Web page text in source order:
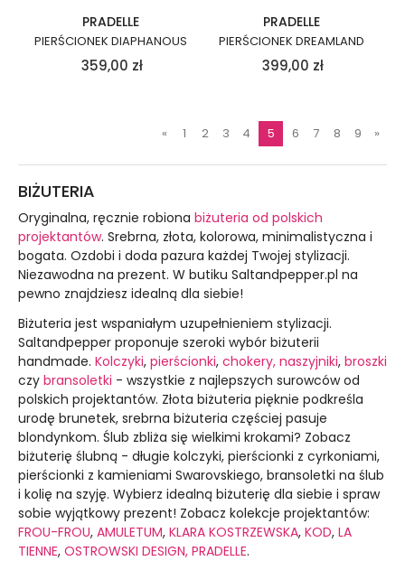
PRADELLE
PIERŚCIONEK DIAPHANOUS
359,00 zł
PRADELLE
PIERŚCIONEK DREAMLAND
399,00 zł
« 1 2 3 4 5 6 7 8 9 »
BIŻUTERIA
Oryginalna, ręcznie robiona biżuteria od polskich
projektantów. Srebrna, złota, kolorowa, minimalistyczna i
bogata. Ozdobi i doda pazura każdej Twojej stylizacji.
Niezawodna na prezent. W butiku Saltandpepper.pl na
pewno znajdziesz idealną dla siebie!
Biżuteria jest wspaniałym uzupełnieniem stylizacji.
Saltandpepper proponuje szeroki wybór biżuterii
handmade. Kolczyki, pierścionki, chokery, naszyjniki, broszki
czy bransoletki - wszystkie z najlepszych surowców od
polskich projektantów. Złota biżuteria pięknie podkreśla
urodę brunetek, srebrna biżuteria częściej pasuje
blondynkom. Ślub zbliża się wielkimi krokami? Zobacz
biżuterię ślubną - długie kolczyki, pierścionki z cyrkoniami,
pierścionki z kamieniami Swarovskiego, bransoletki na ślub
i kolię na szyję. Wybierz idealną biżuterię dla siebie i spraw
sobie wyjątkowy prezent! Zobacz kolekcje projektantów:
FROU-FROU, AMULETUM, KLARA KOSTRZEWSKA, KOD, LA
TIENNE, OSTROWSKI DESIGN, PRADELLE.